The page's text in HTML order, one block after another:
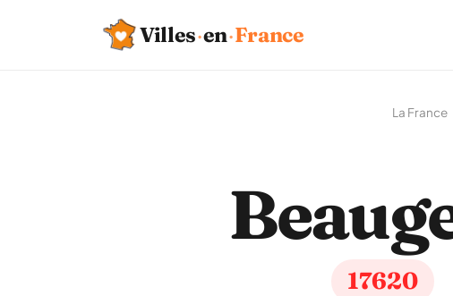
Villes·en·France
La France
17620